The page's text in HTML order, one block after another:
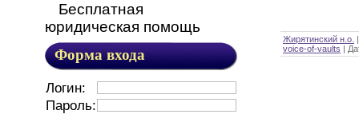
Бесплатная
юридическая помощь
Форма входа
Логин:
Пароль:
Жирятинский н.о.
voice-of-vaults |